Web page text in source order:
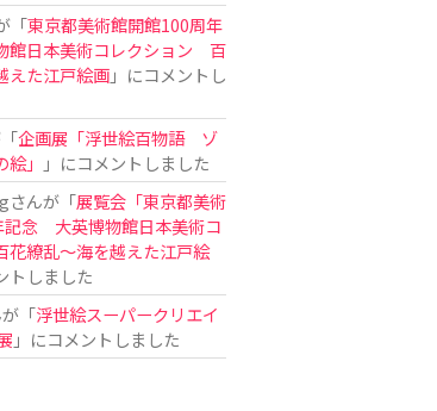
「東京都美術館開館100周年
日本美術コレクション 百
えた江戸絵画」にコメントし
企画展「浮世絵百物語 ゾ
」
」にコメントしました
さんが「展覧会「東京都美術
記念 大英博物館日本美術コ
繚乱〜海を越えた江戸絵
トしました
「浮世絵スーパークリエイ
」にコメントしました